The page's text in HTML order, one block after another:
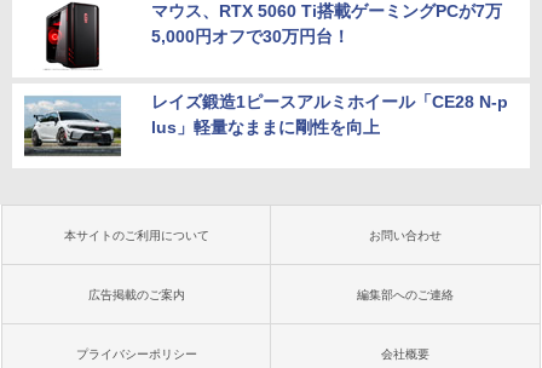
マウス、RTX 5060 Ti搭載ゲーミングPCが7万
5,000円オフで30万円台！
レイズ鍛造1ピースアルミホイール「CE28 N-p
lus」軽量なままに剛性を向上
本サイトのご利用について お問い合わせ
広告掲載のご案内 編集部へのご連絡
プライバシーポリシー 会社概要